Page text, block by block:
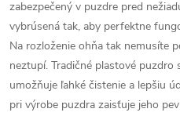
zabezpečený v puzdre pred
vybrúsená tak, aby perfektne
Na rozloženie ohňa tak nemusíte
neztupí. Tradičné plastové
umožňuje ľahké čistenie a lepšiu
pri výrobe puzdra zaisťuje jeho